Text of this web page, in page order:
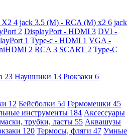
X2 4 jack 3.5 (M) - RCA (M) x2 6 jack
2 DisplayPort - HDMI 3 DVI -
1 Type-c - HDMI 1 VGA -
2 RCA 3 SCART 2 Type-C
23 Наушники 13 Рюкзаки 6
12 Бейсболки 54 Гермомешки 45
инструменты 184 Аксессуары
трубки, ласты 55 Аквашузы
120 Термосы, фляги 47 Умные